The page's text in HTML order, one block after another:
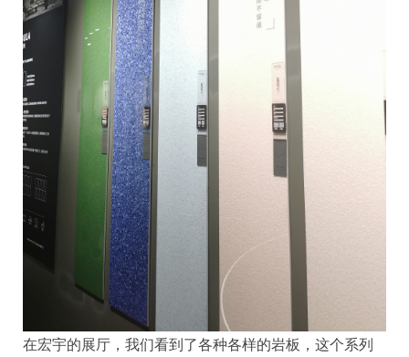
在宏宇的展厅，我们看到了各种各样的岩板，这个系列